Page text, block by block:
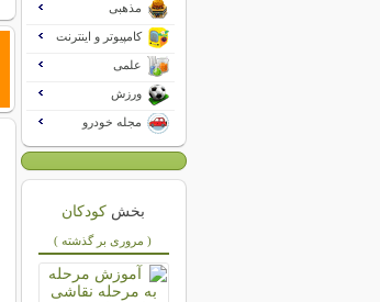
مذهبی
کامپیوتر و اینترنت
علمی
ورزش
مجله خودرو
بخش کودکان
( مروری بر گذشته )